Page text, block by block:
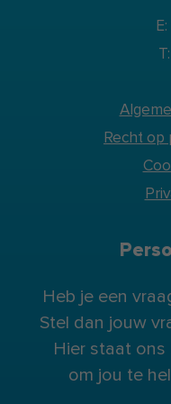
Recht op
Heb je een
Stel dan jouw
Hier staat
om jou te